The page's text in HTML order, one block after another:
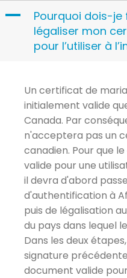
content
A
Pourquoi dois-
légaliser mon
pour l’utiliser à
Un certificat de
initialement valide
Canada. Par
n'acceptera pas un
canadien. Pour que
valide pour une
il devra d'abord
d'authentification à
puis de légalisation
du pays dans lequel
Dans les deux
signature
document valide